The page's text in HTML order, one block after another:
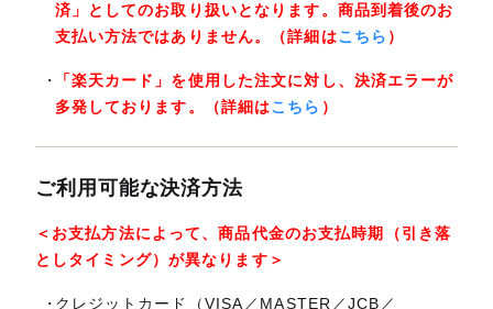
済」としてのお取り扱いとなります。商品到着後のお
支払い方法ではありません。（詳細はこちら ）
「楽天カード」を使用した注文に対し、決済エラーが
多発しております。（詳細はこちら ）
ご利用可能な決済方法
＜お支払方法によって、商品代金のお支払時期（引き落
としタイミング）が異なります＞
クレジットカード（VISA／MASTER／JCB／